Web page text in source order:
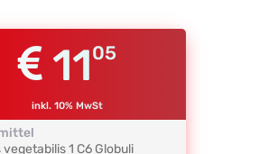
1105
inkl. 10% MwSt
1 C6 Globuli